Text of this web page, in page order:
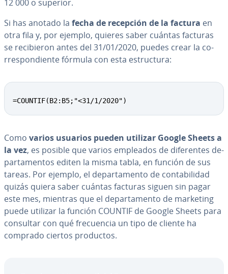
12 000 o superior.
Si has anotado la fecha de recepción de la factura en
otra fila y, por ejemplo, quieres saber cuántas facturas
se re­ci­bie­ron antes del 31/01/2020, puedes crear la co­
rre­s­po­n­die­n­te fórmula con esta es­tru­c­tu­ra:
=COUNTIF(B2:B5;"<31/1/2020")
Como varios usuarios pueden utilizar Google Sheets a
la vez, es posible que varios empleados de di­fe­re­n­tes de­
pa­r­ta­me­n­tos editen la misma tabla, en función de sus
tareas. Por ejemplo, el de­pa­r­ta­me­n­to de co­n­ta­bi­li­dad
quizás quiera saber cuántas facturas siguen sin pagar
este mes, mientras que el de­pa­r­ta­me­n­to de marketing
puede utilizar la función COUNTIF de Google Sheets para
consultar con qué fre­cue­n­cia un tipo de cliente ha
comprado ciertos productos.